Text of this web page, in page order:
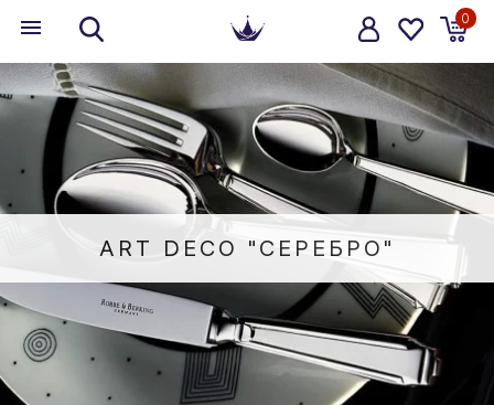
0
ART DECO "СЕРЕБРО"